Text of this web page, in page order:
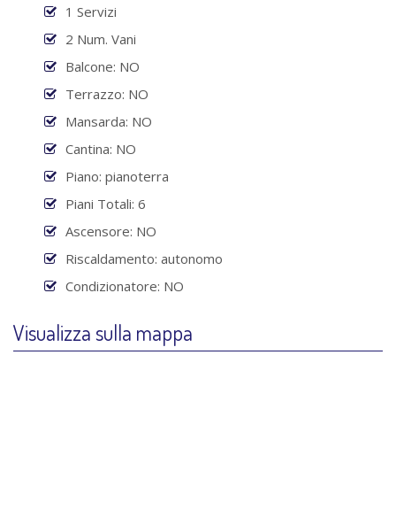
1 Servizi
2 Num. Vani
Balcone: NO
Terrazzo: NO
Mansarda: NO
Cantina: NO
Piano: pianoterra
Piani Totali: 6
Ascensore: NO
Riscaldamento: autonomo
Condizionatore: NO
Visualizza sulla mappa